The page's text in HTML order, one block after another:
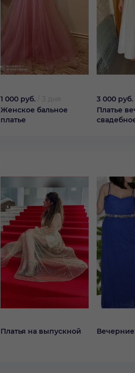
1 000 руб.
3 дня
Женское бальное
платье
3 000 руб.
Платье
Платья на выпускной Вечерние